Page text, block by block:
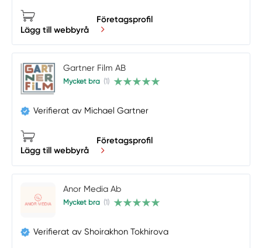
Lägg till webbyrå
Företagsprofil
Gartner Film AB
Mycket bra (1)
Verifierat av Michael Gartner
Lägg till webbyrå
Företagsprofil
Anor Media Ab
Mycket bra (1)
Verifierat av Shoirakhon Tokhirova